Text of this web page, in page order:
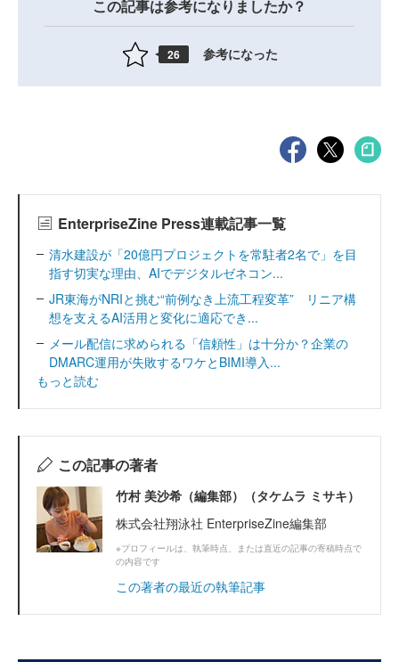
この記事は参考になりましたか？
26 参考になった
EnterpriseZine Press連載記事一覧
清水建設が「20億円プロジェクトを常駐者2名で」を目
指す切実な理由、AIでデジタルゼネコン...
JR東海がNRIと挑む“前例なき上流工程変革” リニア構
想を支えるAI活用と変化に適応でき...
メール配信に求められる「信頼性」は十分か？企業の
DMARC運用が失敗するワケとBIMI導入...
もっと読む
この記事の著者
竹村 美沙希（編集部）（タケムラ ミサキ）
株式会社翔泳社 EnterpriseZine編集部
※プロフィールは、執筆時点、または直近の記事の寄稿時点で
の内容です
この著者の最近の執筆記事